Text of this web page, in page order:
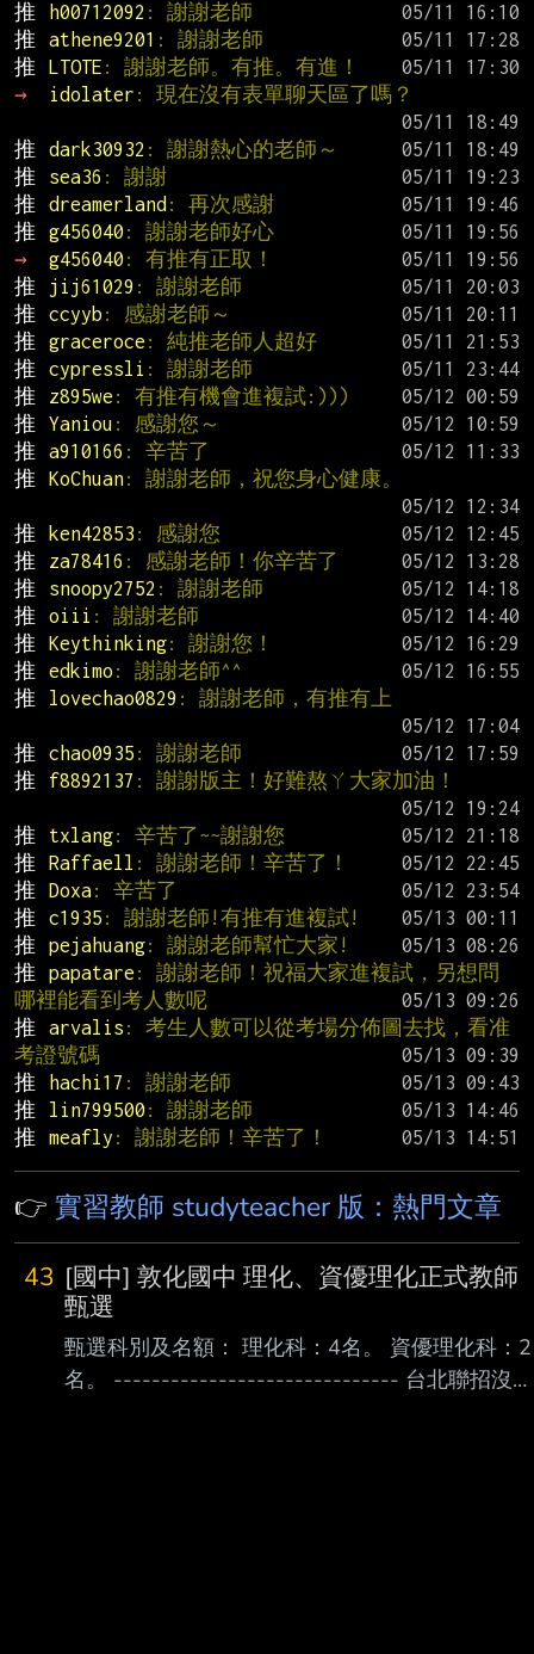
推
h00712092 : 謝謝老師
推
athene9201 : 謝謝老師
推
LTOTE : 謝謝老師。有推。有進！
→
idolater : 現在沒有表單聊天區了嗎？
推
dark30932 : 謝謝熱心的老師～
推
sea36 : 謝謝
推
dreamerland : 再次感謝
推
g456040 : 謝謝老師好心
→
g456040 : 有推有正取！
推
jij61029 : 謝謝老師
推
ccyyb : 感謝老師～
推
graceroce : 純推老師人超好
推
cypressli : 謝謝老師
推
z895we : 有推有機會進複試:)))
推
Yaniou : 感謝您～
推
a910166 : 辛苦了
推
KoChuan: 謝謝老師，祝您身心健康。
推
ken42853 : 感謝您
推
za78416 : 感謝老師！你辛苦了
推
snoopy2752 : 謝謝老師
推
oiii : 謝謝老師
推
Keythinking: 謝謝您！
推
edkimo : 謝謝老師^^
推
lovechao0829 : 謝謝老師，有推有上
推
chao0935 : 謝謝老師
推
f8892137 : 謝謝版主！好難熬ㄚ大家加油！
推
txlang: 辛苦了~~謝謝您
推
Raffaell : 謝謝老師！辛苦了！
推
Doxa: 辛苦了
推
c1935 : 謝謝老師!有推有進複試!
推
pejahuang: 謝謝老師幫忙大家!
推
papatare : 謝謝老師！祝福大家進複試，另想問
哪裡能看到考人數呢
推
arvalis : 考生人數可以從考場分佈圖去找，看准
考證號碼
推
hachi17 : 謝謝老師
推
lin799500 : 謝謝老師
推
meafly : 謝謝老師！辛苦了！
👉 實習教師 studyteacher 版：熱門文章
43 [國中] 敦化國中 理化、資優理化正式教師
甄選
甄選科別及名額： 理化科：4名。 資優理化科：2
名。 ------------------------------ 台北聯招沒人